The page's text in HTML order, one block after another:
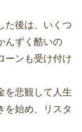
た後は、いくつ
んずく酷いの
ーンも受け付け
を悲観して人生
を始め、リスタ